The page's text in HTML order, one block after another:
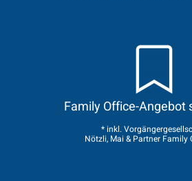
Family Office-Angebot
* inkl.
Nötzli, Mai & Partner Family